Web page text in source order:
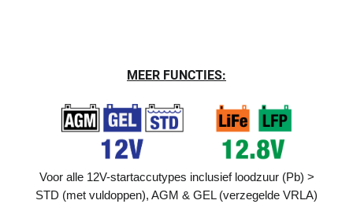
MEER FUNCTIES:
Voor alle 12V-startaccutypes inclusief loodzuur (Pb) >
STD (met vuldoppen), AGM & GEL (verzegelde VRLA)